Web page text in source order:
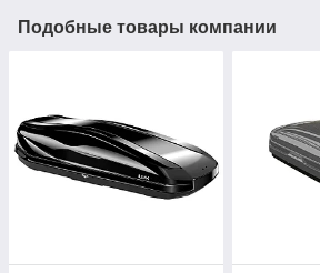
Подобные товары компании